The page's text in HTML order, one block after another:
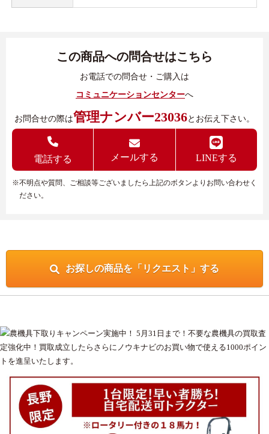
この商品への問合せはこちら
お電話での問合せ・ご購入は
コミュニケーションセンターへ
お問合せの際は管理ナンバー23036とお伝え下さい。
電話する メールする LINEする
※不明点や質問、ご相談等ございましたら上記のボタンよりお問い合わせく
ださい。
お探しの商品を「リクエスト」する